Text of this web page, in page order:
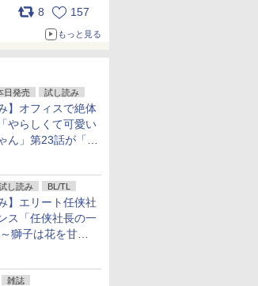
中 pic.x.com/wdmmjZ7DnV
8 157
もっと見る
日発売 試し読み
】オフィスで絶体
らしくて可愛い
ん」第23話が「コ
し読み BL/TL
】エリート任侠社
ス「任侠社長の一
獅子は花を甘く
雑誌